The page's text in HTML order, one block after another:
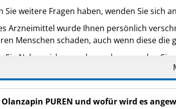
Sie weitere Fragen haben, wenden Sie sich
Arzneimittel wurde Ihnen persönlich
Menschen schaden, auch wenn diese die
Sie Nebenwirkungen bemerken, wenden
die nicht in dieser
Olanzapin PUREN und wofür wird es